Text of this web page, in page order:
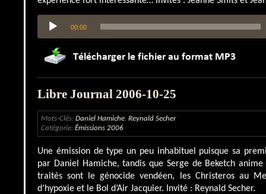
Lecteur
audio
00:00
Libre Journal 2006-10-25
Mots-Clés: Daniel Hamiche, Reynald Secher
Catégorie: Émissions 2006
Une émission de type un peu inhabituel puisque sa
par Daniel Hamiche, tandis que Serge de Beketch anime
traités sont le génocide vendéen, les Christeros au
d’hypoxie et le Bol d’Air Jacquier. Invité : Reynald Secher.